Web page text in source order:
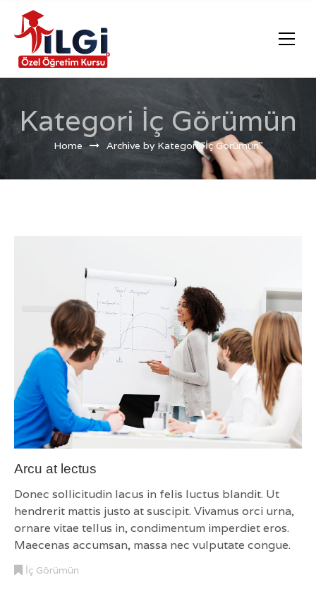
Kategori İç Görümün
Home Archive by Kategori "İç Görümün"
Arcu at lectus
Donec sollicitudin lacus in felis luctus blandit. Ut
hendrerit mattis justo at suscipit. Vivamus orci urna,
ornare vitae tellus in, condimentum imperdiet eros.
Maecenas accumsan, massa nec vulputate congue.
İç Görümün